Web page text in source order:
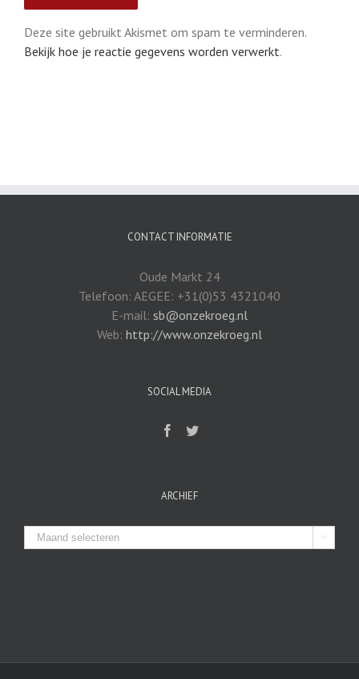
Deze site gebruikt Akismet om spam te verminderen.
Bekijk hoe je reactie gegevens worden verwerkt.
CONTACT INFORMATIE
Oude Markt 24
Telefoon: AEGEE: +31(0)53 4321040
E-mail: sb@onzekroeg.nl
Web: http://www.onzekroeg.nl
SOCIAL MEDIA
ARCHIEF
